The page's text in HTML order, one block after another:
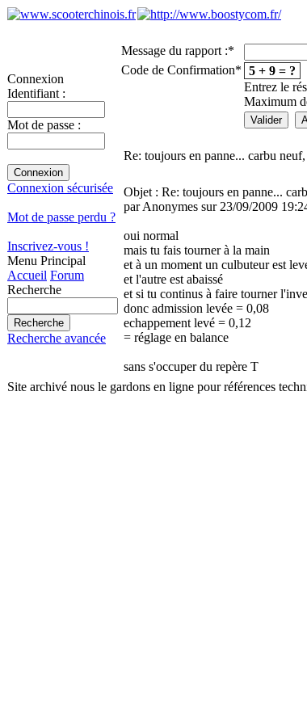
Connexion
Identifiant :
Mot de passe :
Connexion sécurisée
Mot de passe perdu ?
Inscrivez-vous !
Menu Principal
Accueil Forum
Recherche
Recherche avancée
Message du rapport :*
Code de Confirmation* 5 + 9 = ?
Entrez le
Maximum
Re: toujours en panne... carbu
Objet : Re: toujours en panne...
par Anonymes sur 23/09/2009
oui normal
mais tu fais tourner à la main
et à un moment un culbuteur est
et l'autre est abaissé
et si tu continus à faire tourner
donc admission levée = 0,08
echappement levé = 0,12
= réglage en balance
sans s'occuper du repère T
Site archivé nous le gardons en ligne pour références